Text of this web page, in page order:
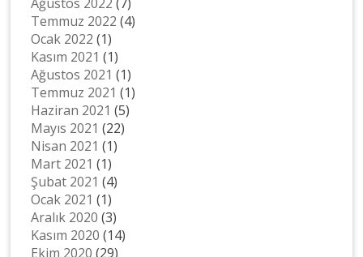
Temmuz 2022 (4)
Ocak 2022 (1)
Kasım 2021 (1)
Ağustos 2021 (1)
Temmuz 2021 (1)
Haziran 2021 (5)
Mayıs 2021 (22)
Nisan 2021 (1)
Mart 2021 (1)
Şubat 2021 (4)
Ocak 2021 (1)
Aralık 2020 (3)
Kasım 2020 (14)
Ekim 2020 (29)